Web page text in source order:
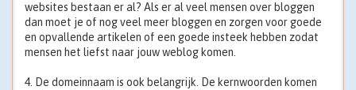
websites bestaan er al? Als er al veel mensen over bloggen
dan moet je of nog veel meer bloggen en zorgen voor goede
en opvallende artikelen of een goede insteek hebben zodat
mensen het liefst naar jouw weblog komen.
4. De domeinnaam is ook belangrijk. De kernwoorden komen